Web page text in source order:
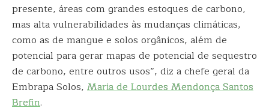
presente, áreas com grandes estoques de carbono,
mas alta vulnerabilidades às mudanças climáticas,
como as de mangue e solos orgânicos, além de
potencial para gerar mapas de potencial de sequestro
de carbono, entre outros usos”, diz a chefe geral da
Embrapa Solos, Maria de Lourdes Mendonça Santos
Brefin.